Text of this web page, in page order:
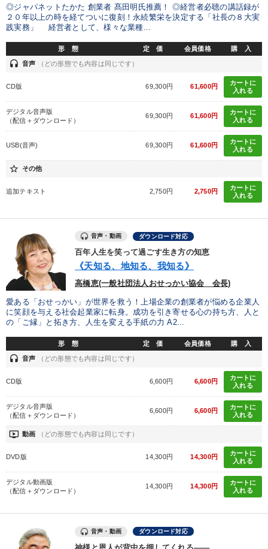
タグ・キーワード
人事戦略 経済予測 一倉定 早わかり 通販
資産保全 ビジネスモデル 感動講話
企業再建 労務問題・リスク対策
テレビ・ネットで話題
会社数字を学ぶ 繁盛 大竹愼一 対談・座談会
※「更新」を押すと「タグ・キーワード」を更新いただけます。
◎ジャパネットたかた 創業者 髙田明氏推薦！ ◎経営者必聴の講話録が
２０年以上の時を経てついに復刻！永続繁栄を決定する「社長の８大実
践実務」 経営者として、様々な業種...
形 態 定 価 会員価格 購 入
headset 音声 （どの形態でも内容は同じです）
CD版 69,300円 61,600円
カートに
入れる
デジタル音声版
（配信＋ダウンロード）
69,300円 61,600円
カートに
入れる
USB(音声) 69,300円 61,600円
カートに
入れる
star_border その他
追加テキスト 2,750円 2,750円
カートに
入れる
音声・動画 ダウンロード対応
百年人生を笑って過ごす生き方の知恵
《天知る、地知る、我知る》
高橋恵(一般社団法人おせっかい協会 会長)
愛ある「おせっかい」が世界を救う！上場企業の創業者が悩める企業人
に笑顔を与える社会起業家に転身。成功を引き寄せる心の持ち方、人と
の「ご縁」と拓き方、人生を変える手紙の力 A2...
形 態 定 価 会員価格 購 入
headset 音声 （どの形態でも内容は同じです）
CD版 6,600円 6,600円
カートに
入れる
デジタル音声版
（配信＋ダウンロード）
6,600円 6,600円
カートに
入れる
ondemand_video 動画 （どの形態でも内容は同じです）
DVD版 14,300円 14,300円
カートに
入れる
デジタル動画版
（配信＋ダウンロード）
14,300円 14,300円
カートに
入れる
音声・動画 ダウンロード対応